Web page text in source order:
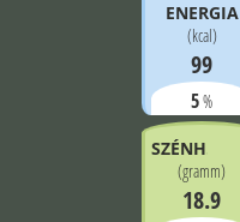
ENERGIA
(kcal)
99
5%
SZÉNH.
(gramm)
18.9